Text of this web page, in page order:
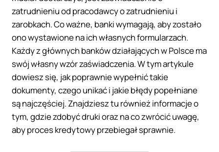
zatrudnieniu od pracodawcy o zatrudnieniu i
zarobkach. Co ważne, banki wymagają, aby zostało
ono wystawione na ich własnych formularzach.
Każdy z głównych banków działających w Polsce ma
swój własny wzór zaświadczenia. W tym artykule
dowiesz się, jak poprawnie wypełnić takie
dokumenty, czego unikać i jakie błędy popełniane
są najczęściej. Znajdziesz tu również informacje o
tym, gdzie zdobyć druki oraz na co zwrócić uwagę,
aby proces kredytowy przebiegał sprawnie.